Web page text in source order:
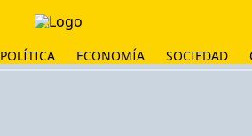
POLÍTICA ECONOMÍA SOCIEDAD